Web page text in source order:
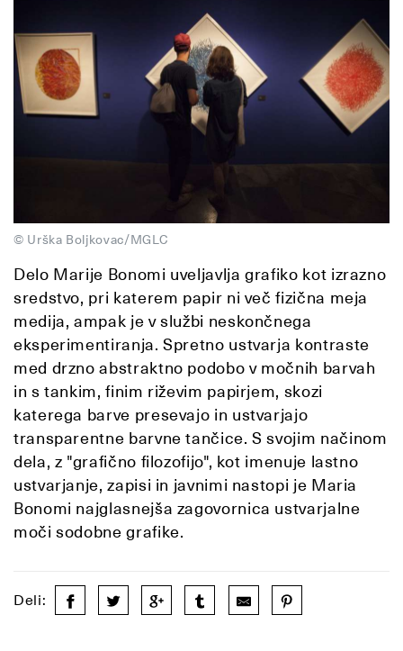
© Urška Boljkovac/MGLC
Delo Marije Bonomi uveljavlja grafiko kot izrazno
sredstvo, pri katerem papir ni več fizična meja
medija, ampak je v službi neskončnega
eksperimentiranja. Spretno ustvarja kontraste
med drzno abstraktno podobo v močnih barvah
in s tankim, finim riževim papirjem, skozi
katerega barve presevajo in ustvarjajo
transparentne barvne tančice. S svojim načinom
dela, z "grafično filozofijo", kot imenuje lastno
ustvarjanje, zapisi in javnimi nastopi je Maria
Bonomi najglasnejša zagovornica ustvarjalne
moči sodobne grafike.
Deli: